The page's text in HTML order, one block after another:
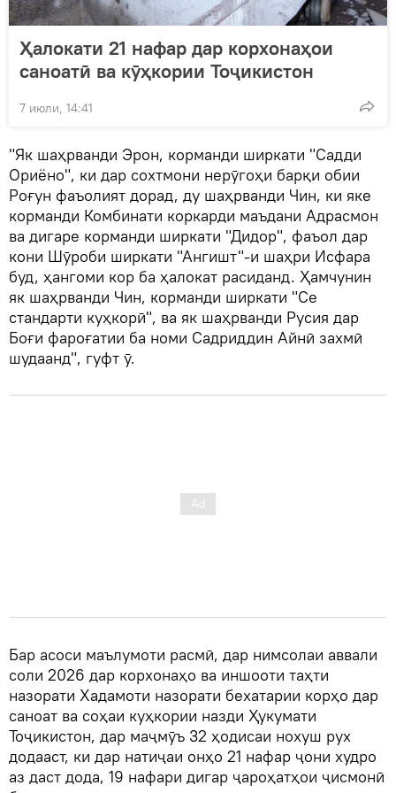
Ҳалокати 21 нафар дар корхонаҳои
саноатӣ ва кӯҳкории Тоҷикистон
7 июли, 14:41
"Як шаҳрванди Эрон, корманди ширкати "Садди
Ориёно", ки дар сохтмони нерӯгоҳи барқи обии
Роғун фаъолият дорад, ду шаҳрванди Чин, ки яке
корманди Комбинати коркарди маъдани Адрасмон
ва дигаре корманди ширкати "Дидор", фаъол дар
кони Шӯроби ширкати "Ангишт"-и шаҳри Исфара
буд, ҳангоми кор ба ҳалокат расиданд. Ҳамчунин
як шаҳрванди Чин, корманди ширкати "Се
стандарти куҳкорӣ", ва як шаҳрванди Русия дар
Боғи фароғатии ба номи Садриддин Айнӣ захмӣ
шудаанд", гуфт ӯ.
Бар асоси маълумоти расмӣ, дар нимсолаи аввали
соли 2026 дар корхонаҳо ва иншооти таҳти
назорати Хадамоти назорати бехатарии корҳо дар
саноат ва соҳаи куҳкории назди Ҳукумати
Тоҷикистон, дар маҷмӯъ 32 ҳодисаи нохуш рух
додааст, ки дар натиҷаи онҳо 21 нафар ҷони худро
аз даст дода, 19 нафари дигар ҷароҳатҳои ҷисмонӣ